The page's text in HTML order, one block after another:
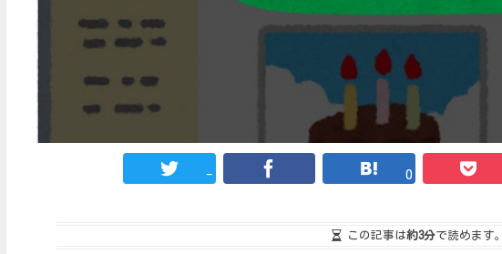
- 0
この記事は約3分で読めます。